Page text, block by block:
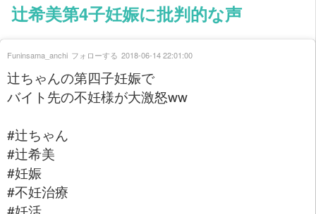
辻希美第4子妊娠に批判的な声
辻ちゃんの第四子妊娠で
バイト先の不妊様が大激怒ww
#辻ちゃん
#辻希美
#妊娠
#不妊治療
#妊活
Funinsama_anchi フォローする 2018-06-14 22:01:00